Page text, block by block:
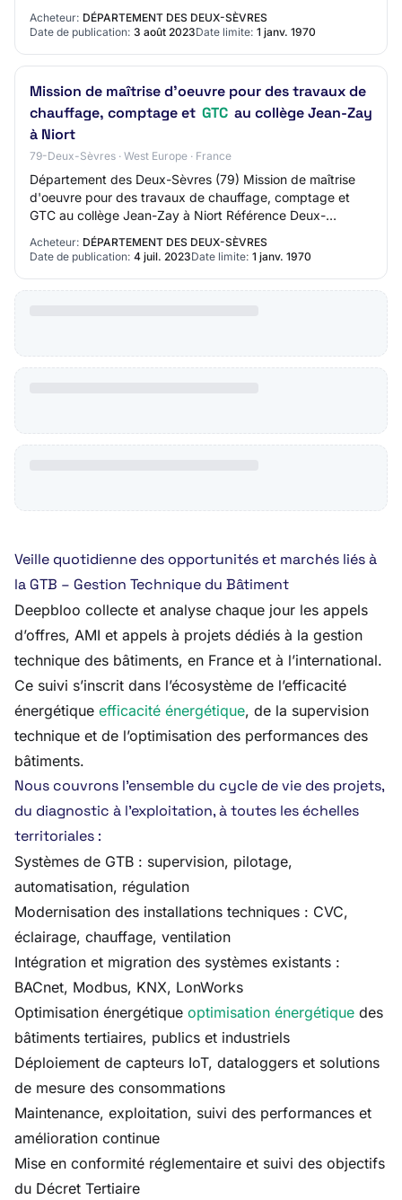
Deux-Sevres_79_20230411W2_01 Type de m…
Acheteur: DÉPARTEMENT DES DEUX-SÈVRES
Date de publication: 3 août 2023Date limite: 1 janv. 1970
Mission de maîtrise d'oeuvre pour des travaux de
chauffage, comptage et GTC au collège Jean-Zay
à Niort
79-Deux-Sèvres · West Europe · France
Département des Deux-Sèvres (79) Mission de maîtrise
d'oeuvre pour des travaux de chauffage, comptage et
GTC au collège Jean-Zay à Niort Référence Deux-
Sevres_79_A_20230323W2_1 Type de marché / Type…
Acheteur: DÉPARTEMENT DES DEUX-SÈVRES
Date de publication: 4 juil. 2023Date limite: 1 janv. 1970
Veille quotidienne des opportunités et marchés liés à
la GTB – Gestion Technique du Bâtiment
Deepbloo collecte et analyse chaque jour les appels
d’offres, AMI et appels à projets dédiés à la gestion
technique des bâtiments, en France et à l’international.
Ce suivi s’inscrit dans l’écosystème de l’efficacité
énergétique efficacité énergétique, de la supervision
technique et de l’optimisation des performances des
bâtiments.
Nous couvrons l’ensemble du cycle de vie des projets,
du diagnostic à l’exploitation, à toutes les échelles
territoriales :
Systèmes de GTB : supervision, pilotage,
automatisation, régulation
Modernisation des installations techniques : CVC,
éclairage, chauffage, ventilation
Intégration et migration des systèmes existants :
BACnet, Modbus, KNX, LonWorks
Optimisation énergétique optimisation énergétique des
bâtiments tertiaires, publics et industriels
Déploiement de capteurs IoT, dataloggers et solutions
de mesure des consommations
Maintenance, exploitation, suivi des performances et
amélioration continue
Mise en conformité réglementaire et suivi des objectifs
du Décret Tertiaire